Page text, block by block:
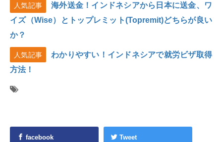
人気記事
海外送金！インドネシアから日本に送金、ワ
イズ（Wise）とトップレミット(Topremit)どちらが良い
か？
人気記事
わかりやすい！インドネシアで就労ビザ取得
方法！
facebook Tweet